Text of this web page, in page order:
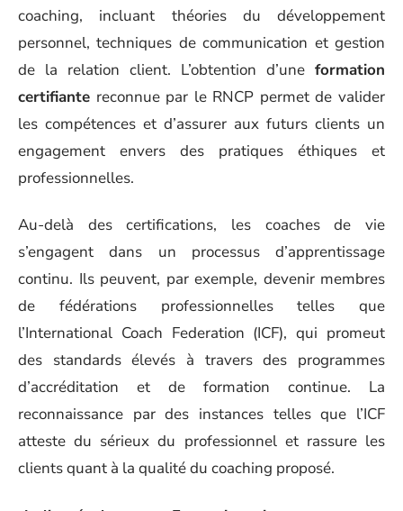
coaching, incluant théories du développement
personnel, techniques de communication et gestion
de la relation client. L’obtention d’une formation
certifiante reconnue par le RNCP permet de valider
les compétences et d’assurer aux futurs clients un
engagement envers des pratiques éthiques et
professionnelles.
Au-delà des certifications, les coaches de vie
s’engagent dans un processus d’apprentissage
continu. Ils peuvent, par exemple, devenir membres
de fédérations professionnelles telles que
l’International Coach Federation (ICF), qui promeut
des standards élevés à travers des programmes
d’accréditation et de formation continue. La
reconnaissance par des instances telles que l’ICF
atteste du sérieux du professionnel et rassure les
clients quant à la qualité du coaching proposé.